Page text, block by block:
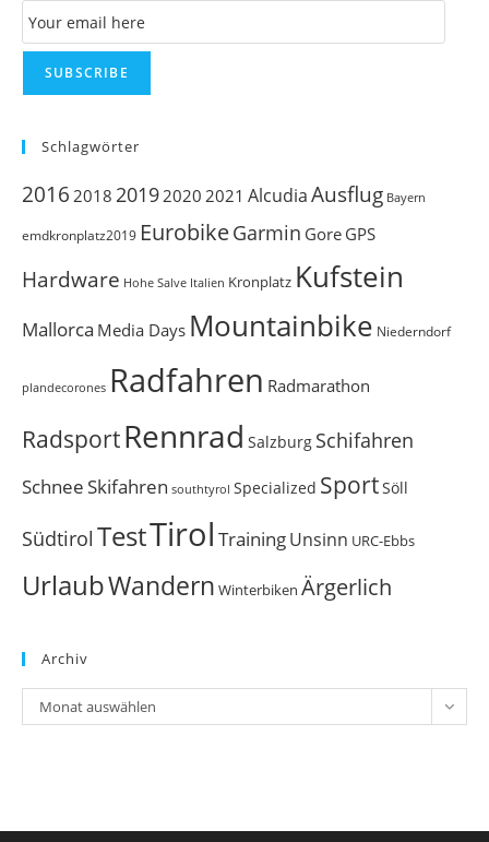
Email Subscription
SUBSCRIBE
Schlagwörter
2016 2018 20192020 2021 AlcudiaAusflug Bayern
emdkronplatz2019 EurobikeGarmin Gore GPS
Hardware Hohe Salve Italien Kronplatz Kufstein
Mallorca Media Days Mountainbike Niederndorf
plandecorones Radfahren Radmarathon
RadsportRennrad Salzburg Schifahren
Schnee Skifahren southtyrol Specialized SportSöll
Südtirol TestTirol TrainingUnsinn URC-Ebbs
UrlaubWandern Winterbiken Ärgerlich
Archiv
Archiv
Monat auswählen